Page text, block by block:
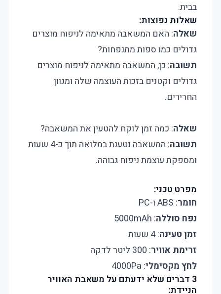
בבית.
שאלות נפוצות:
שאלה: האם המשאבה מתאימה לניפוח מוצרים
גדולים כמו ספות מתנפחות?
תשובה: כן, המשאבה מתאימה לניפוח מוצרים
גדולים וקטנים בזכות העוצמה שלה ומגוון
החרירים.
שאלה: כמה זמן לוקח להטעין את המשאבה?
תשובה
: המשאבה נטענת במלואה תוך כ-4 שעות
ומספקת עוצמת ניפוח גבוהה.
מפרט טכני:
חומר: ABS ו-PC
נפח סוללה: 5000mAh
זמן טעינה: 4 שעות
זרימת אוויר: 300 ליטר לדקה
לחץ מקסימלי: 4000Pa​
3 דברים שלא ידעתם על משאבת האוויר
הניידת: